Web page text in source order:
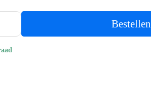
Bestellen